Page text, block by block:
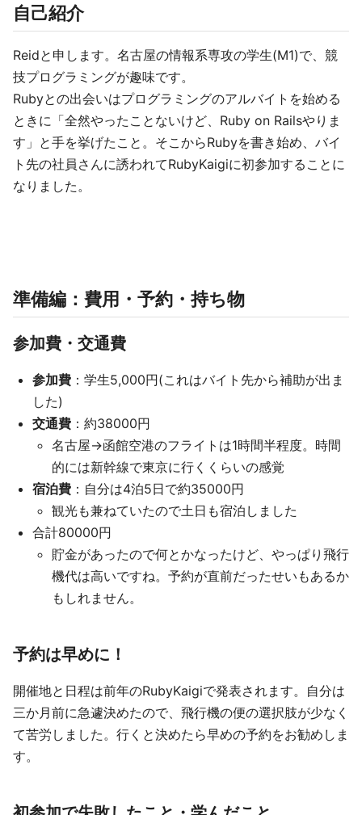
自己紹介
Reidと申します。名古屋の情報系専攻の学生(M1)で、競
技プログラミングが趣味です。
Rubyとの出会いはプログラミングのアルバイトを始める
ときに「全然やったことないけど、Ruby on Railsやりま
す」と手を挙げたこと。そこからRubyを書き始め、バイ
ト先の社員さんに誘われてRubyKaigiに初参加することに
なりました。
準備編：費用・予約・持ち物
参加費・交通費
参加費 ：学生5,000円(これはバイト先から補助が出ま
した)
交通費 ：約38000円
名古屋→函館空港のフライトは1時間半程度。時間
的には新幹線で東京に行くくらいの感覚
宿泊費 ：自分は4泊5日で約35000円
観光も兼ねていたので土日も宿泊しました
合計80000円
貯金があったので何とかなったけど、やっぱり飛行
機代は高いですね。予約が直前だったせいもあるか
もしれません。
予約は早めに！
開催地と日程は前年のRubyKaigiで発表されます。自分は
三か月前に急遽決めたので、飛行機の便の選択肢が少なく
て苦労しました。行くと決めたら早めの予約をお勧めしま
す。